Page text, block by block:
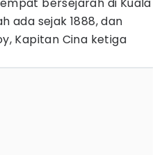
ada sejak 1888, dan
Kapitan Cina ketiga